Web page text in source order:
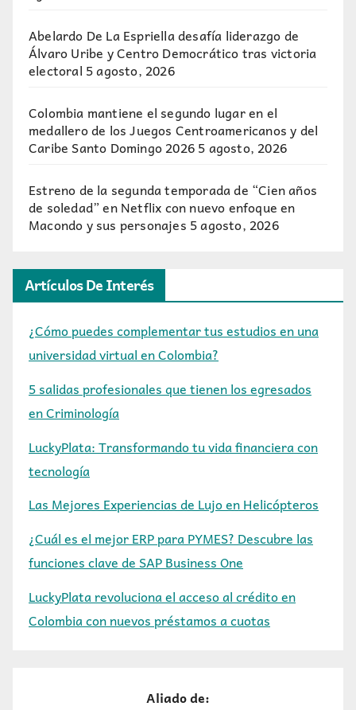
Abelardo De La Espriella desafía liderazgo de
Álvaro Uribe y Centro Democrático tras victoria
electoral 5 agosto, 2026
Colombia mantiene el segundo lugar en el
medallero de los Juegos Centroamericanos y del
Caribe Santo Domingo 20265 agosto, 2026
Estreno de la segunda temporada de “Cien años
de soledad” en Netflix con nuevo enfoque en
Macondo y sus personajes 5 agosto, 2026
Artículos De Interés
¿Cómo puedes complementar tus estudios en una
universidad virtual en Colombia?
5 salidas profesionales que tienen los egresados
en Criminología
LuckyPlata: Transformando tu vida financiera con
tecnología
Las Mejores Experiencias de Lujo en Helicópteros
¿Cuál es el mejor ERP para PYMES? Descubre las
funciones clave de SAP Business One
LuckyPlata revoluciona el acceso al crédito en
Colombia con nuevos préstamos a cuotas
Aliado de: